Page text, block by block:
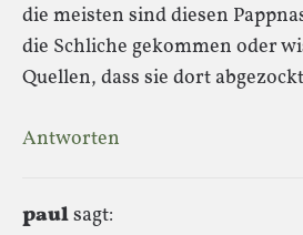
die meisten sind diesen
die Schliche gekommen oder
Quellen, dass sie dort
Antworten
paulsagt: